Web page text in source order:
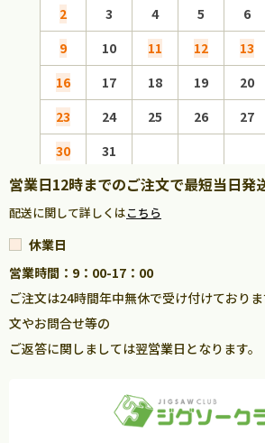
2
3 4 5 6
9
10 11 12 13
16
17 18 19 20
23
24 25 26 27
30
31
営業日12時までのご注文で最短当日発
配送に関して詳しくはこちら
休業日
営業時間：9：00-17：00
ご注文は24時間年中無休で受け付けており
文やお問合せ等の
ご返答に関しましては翌営業日となります。